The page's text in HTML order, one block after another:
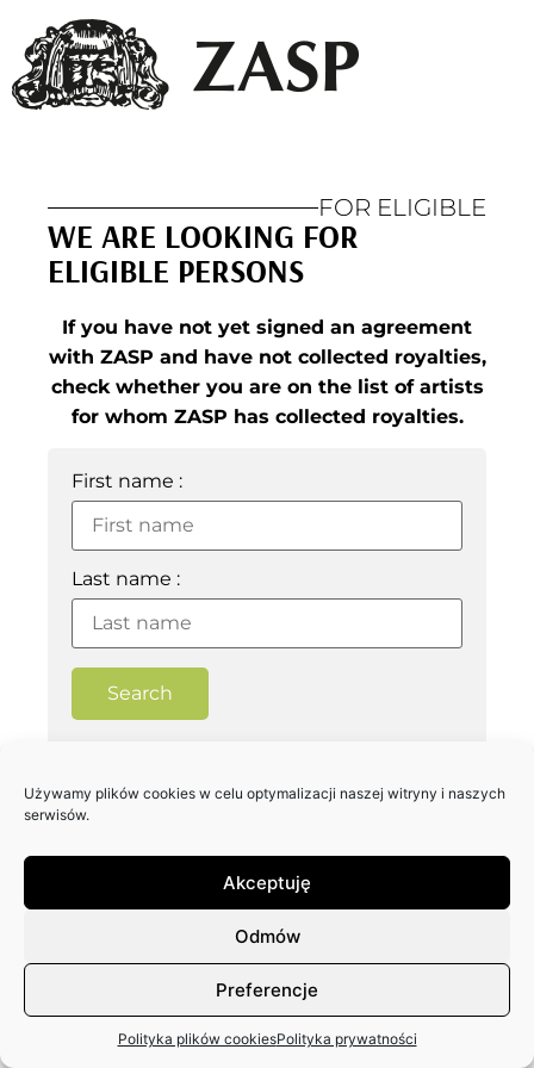
Używamy plików cookies w celu optymalizacji naszej witryny i naszych
serwisów.
Akceptuję
Odmów
Preferencje
Polityka plików cookiesPolityka prywatności
FOR ELIGIBLE
WE ARE LOOKING FOR
ELIGIBLE PERSONS
If you have not yet signed an agreement
with ZASP and have not collected royalties,
check whether you are on the list of artists
for whom ZASP has collected royalties.
First name :
Last name :
Search